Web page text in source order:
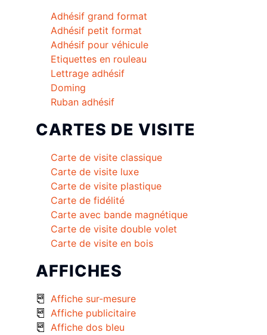
Adhésif grand format
Adhésif petit format
Adhésif pour véhicule
Etiquettes en rouleau
Lettrage adhésif
Doming
Ruban adhésif
CARTES DE VISITE
Carte de visite classique
Carte de visite luxe
Carte de visite plastique
Carte de fidélité
Carte avec bande magnétique
Carte de visite double volet
Carte de visite en bois
AFFICHES
Affiche sur-mesure
Affiche publicitaire
Affiche dos bleu